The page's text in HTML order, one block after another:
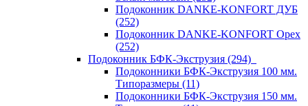
Подоконник DANKE-KONFORT ДУБ
(252)
Подоконник DANKE-KONFORT Орех
(252)
Подоконник БФК-Экструзия (294)
Подоконники БФК-Экструзия 100 мм.
Типоразмеры (11)
Подоконники БФК-Экструзия 150 мм.